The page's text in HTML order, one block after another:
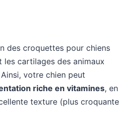
des croquettes pour chiens
les cartilages des animaux
votre chien peut
riche en vitamines, en
texture (plus croquante